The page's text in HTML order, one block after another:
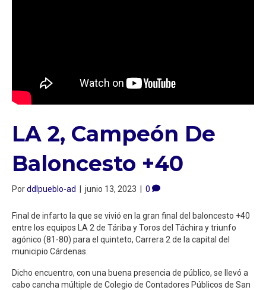
LA 2, Campeón De
Baloncesto +40
Porddlpueblo-ad junio 13, 2023 0
Final de infarto la que se vivió en la gran final del baloncesto +40
entre los equipos LA 2 de Táriba y Toros del Táchira y triunfo
agónico (81-80) para el quinteto, Carrera 2 de la capital del
municipio Cárdenas.
Dicho encuentro, con una buena presencia de público, se llevó a
cabo cancha múltiple de Colegio de Contadores Públicos de San